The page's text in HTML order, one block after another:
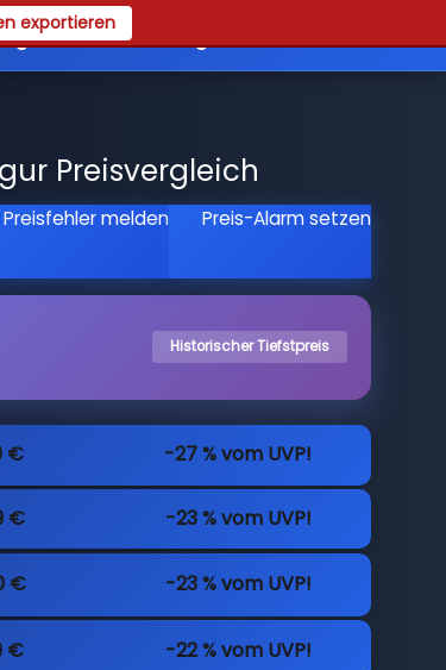
exportieren
Preisvergleich
Preisfehler melden Preis-Alarm setzen
Historischer Tiefstpreis
€ -27 % vom UVP!
€ -23 % vom UVP!
€ -23 % vom UVP!
€ -22 % vom UVP!